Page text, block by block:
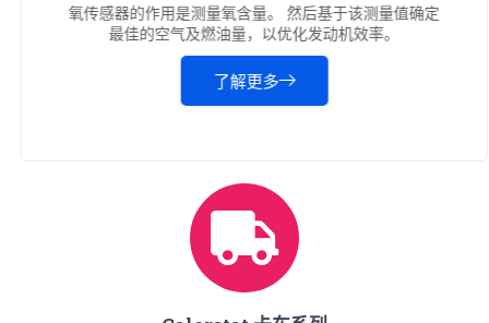
氧传感器的作用是测量氧含量。 然后基于该测量值确定
最佳的空气及燃油量，以优化发动机效率。
了解更多